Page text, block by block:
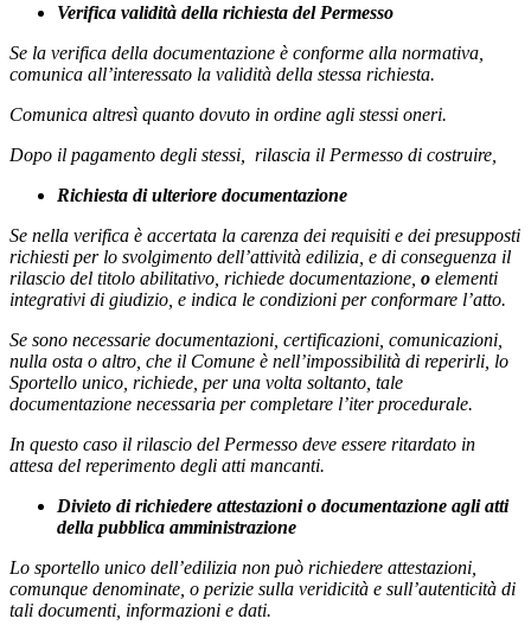
Verifica validità della richiesta del Permesso
Se la verifica della documentazione è conforme alla normativa,
comunica all’interessato la validità della stessa richiesta.
Comunica altresì quanto dovuto in ordine agli stessi oneri.
Dopo il pagamento degli stessi, rilascia il Permesso di costruire,
Richiesta di ulteriore documentazione
Se nella verifica è accertata la carenza dei requisiti e dei presupposti
richiesti per lo svolgimento dell’attività edilizia, e di conseguenza il
rilascio del titolo abilitativo, richiede documentazione, o elementi
integrativi di giudizio, e indica le condizioni per conformare l’atto.
Se sono necessarie documentazioni, certificazioni, comunicazioni,
nulla osta o altro, che il Comune è nell’impossibilità di reperirli, lo
Sportello unico, richiede, per una volta soltanto, tale
documentazione necessaria per completare l’iter procedurale.
In questo caso il rilascio del Permesso deve essere ritardato in
attesa del reperimento degli atti mancanti.
Divieto di richiedere attestazioni o documentazione agli atti
della pubblica amministrazione
Lo sportello unico dell’edilizia non può richiedere attestazioni,
comunque denominate, o perizie sulla veridicità e sull’autenticità di
tali documenti, informazioni e dati.